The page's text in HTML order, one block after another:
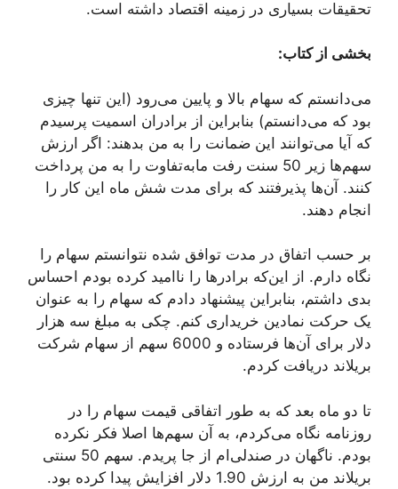
تحقیقات بسیاری در زمینه اقتصاد داشته است.
بخشی از کتاب:
می‌دانستم که سهام بالا و پایین می‌رود (این تنها چیزی
بود که می‌دانستم) بنابراین از برادران اسمیت پرسیدم
که آیا می‌توانند این ضمانت را به من بدهند: اگر ارزش
سهم‌ها زیر 50 سنت رفت مابه‌تفاوت را به من پرداخت
کنند. آن‌ها پذیرفتند که برای مدت شش ماه این کار را
انجام دهند.
بر حسب اتفاق در مدت توافق شده نتوانستم سهام را
نگاه دارم. از این‌که برادرها را ناامید کرده بودم احساس
بدی داشتم، بنابراین پیشنهاد دادم که سهام را به عنوان
یک حرکت نمادین خریداری کنم. چکی به مبلغ سه هزار
دلار برای آن‌ها فرستاده و 6000 سهم از سهام شرکت
بریلاند دریافت کردم.
تا دو ماه بعد که به طور اتفاقی قیمت سهام را در
روزنامه نگاه می‌کردم، به آن سهم‌ها اصلا فکر نکرده
بودم. ناگهان در صندلی‌ام از جا پریدم. سهم 50 سنتی
بریلاند من به ارزش 1.90 دلار افزایش پیدا کرده بود.